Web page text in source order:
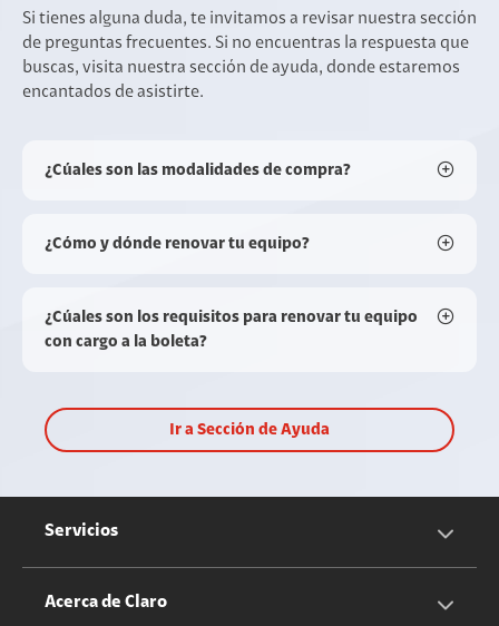
Si tienes alguna duda, te invitamos a revisar nuestra sección
de preguntas frecuentes. Si no encuentras la respuesta que
buscas, visita nuestra sección de ayuda, donde estaremos
encantados de asistirte.
¿Cúales son las modalidades de compra?
¿Cómo y dónde renovar tu equipo?
¿Cúales son los requisitos para renovar tu equipo
con cargo a la boleta?
Ir a Sección de Ayuda
Servicios
Servicios Móviles
Acerca de Claro